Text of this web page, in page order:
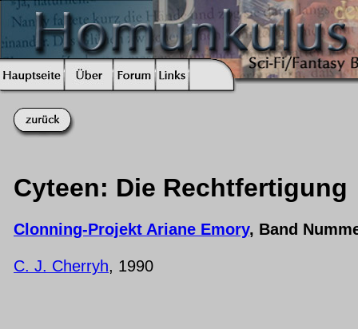
Cyteen: Die Rechtfertigung
Clonning-Projekt Ariane Emory, Band
C. J. Cherryh, 1990